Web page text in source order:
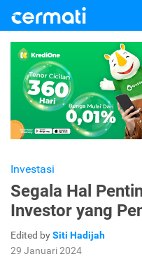
Investasi
Segala Hal
Investor yang
Edited bySiti Hadijah
29 Januari 2024